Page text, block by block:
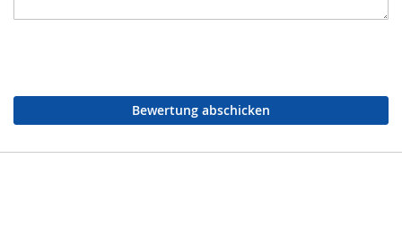
Bewertung abschicken